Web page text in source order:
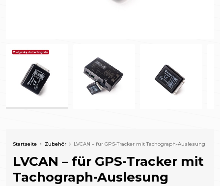
Startseite Zubehör LVCAN – für GPS-Tracker mit Tachograph-Auslesung
LVCAN – für GPS-Tracker mit
Tachograph-Auslesung